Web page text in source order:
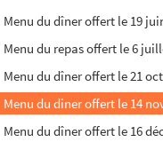
Menu du dîner offert le 19
Menu du repas offert le 6
Menu du dîner offert le 21
Menu du diner offert le 14
Menu du dîner offert le 16